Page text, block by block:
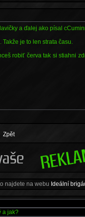
a ďalej ako písal
je to len strata času.
robiť červa tak si stiahni
Zpět
najdete na webu Ideální